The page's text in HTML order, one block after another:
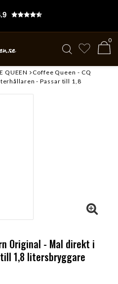
0
QUEEN
Coffee Queen - CQ
- Passar till 1,8
Original - Mal direkt i
1,8 litersbryggare